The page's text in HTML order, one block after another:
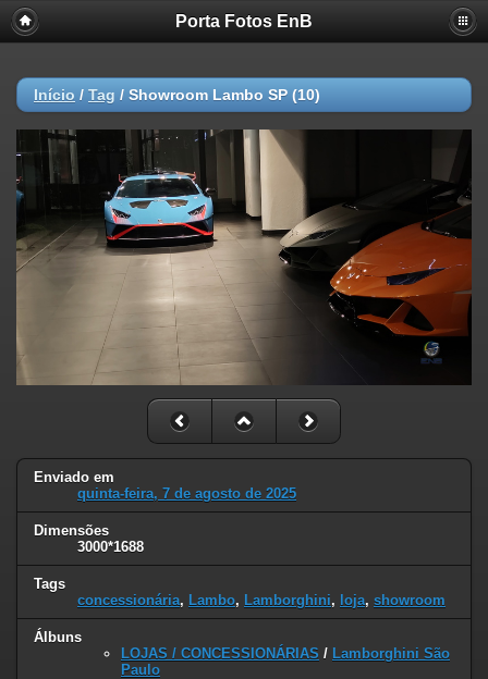
Porta Fotos EnB
Início / Tag / Showroom Lambo SP (10)
Enviado em
quinta-feira, 7 de agosto de 2025
Dimensões
3000*1688
Tags
concessionária, Lambo, Lamborghini, loja, showroom
Álbuns
LOJAS / CONCESSIONÁRIAS / Lamborghini São
Paulo